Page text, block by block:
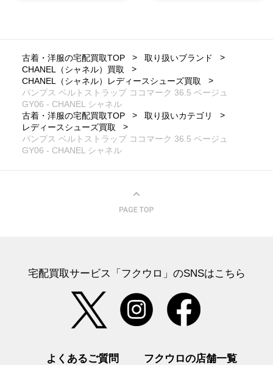
古着・洋服の宅配買取TOP
取り扱いブランド
CHANEL（シャネル）買取
CHANEL（シャネル）レディースシューズ買取
パンプス ベルトストラップ ココマーク 36.5 ベージュ
GY06 - CHANEL シャネル
古着・洋服の宅配買取TOP
取り扱いカテゴリ
レディースシューズ買取
パンプス ベルトストラップ ココマーク 36.5 ベージュ
GY06 - CHANEL シャネル
宅配買取サービス「フクウロ」のSNSはこちら
よくあるご質問 フクウロの店舗一覧